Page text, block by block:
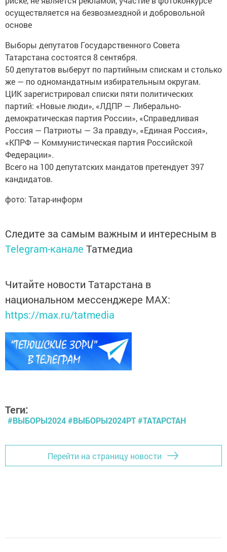
осуществляется на безвозмездной и добровольной
основе
Выборы депутатов Государственного Совета
Татарстана состоятся 8 сентября.
50 депутатов выберут по партийным спискам и столько
же — по одномандатным избирательным округам.
ЦИК зарегистрировал списки пяти политических
партий: «Новые люди», «ЛДПР — Либерально-
демократическая партия России», «Справедливая
Россия — Патриоты — За правду», «Единая Россия»,
«КПРФ — Коммунистическая партия Российской
Федерации».
Всего на 100 депутатских мандатов претендует 397
кандидатов.
фото: Татар-информ
Следите за самым важным и интересным в
Telegram-канале Татмедиа
Читайте новости Татарстана в
национальном мессенджере MАХ:
https://max.ru/tatmedia
Теги:
#ВЫБОРЫ2024 #ВЫБОРЫ2024РТ #ТАТАРСТАН
Перейти на страницу новости